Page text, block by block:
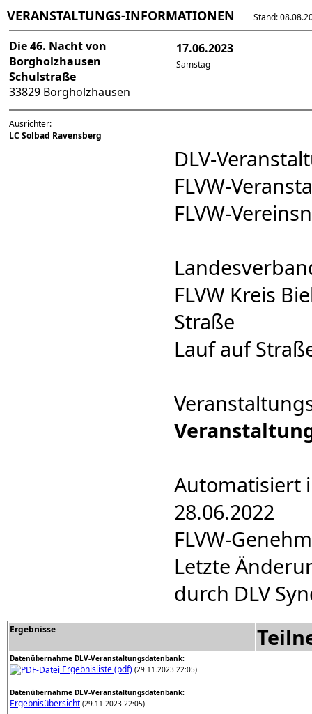
VERANSTALTUNGS-INFORMATIONEN Stand:
Die 46. Nacht von
Borgholzhausen
Schulstraße
33829 Borgholzhausen
17.06.2023
Samstag
Ausrichter:
LC Solbad Ravensberg
DLV-
FLVW-
FLVW-
FLVW Kreis
Straße
Lauf auf
Automatisiert
28.06.2022
FLVW-
Letzte
durch DLV
Ergebnisse
Datenübernahme DLV-Veranstaltungsdatenbank:
Ergebnisliste (pdf) (29.11.2023 22:05)
Datenübernahme DLV-Veranstaltungsdatenbank:
Ergebnisübersicht (29.11.2023 22:05)